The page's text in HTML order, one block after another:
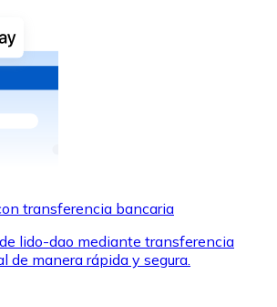
con efectivo en tu tienda más
efectivo
Visa y Mastercard para comprar
transferencia bancaria
lido-dao mediante transferencia
de manera rápida y segura.